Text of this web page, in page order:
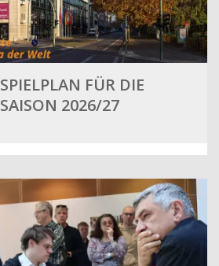
SPIELPLAN FÜR DIE
SAISON 2026/27